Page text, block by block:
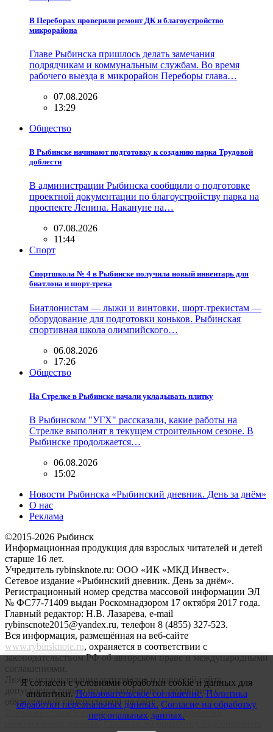
В Переборах проверили ремонт ДК и благоустройство
микрорайона
Главе Рыбинска пришлось делать замечания
подрядчикам и коммунальным службам. Во время
рабочего выезда в микрорайон Переборы глава…
07.08.2026
13:29
Общество
В Рыбинске начинают подготовку к созданию парка Трудовой
доблести
В администрации Рыбинска сообщили о подготовке
проектной документации по благоустройству парка на
проспекте Ленина. Накануне на…
07.08.2026
11:44
Спорт
Спортшкола № 4 в Рыбинске получила новый инвентарь для
биатлона и шорт-трека
Биатлонистам — лыжи и винтовки, шорт-трекистам —
оборудование для подготовки коньков. Рыбинская
спортивная школа олимпийского…
06.08.2026
17:26
Общество
На Стрелке в Рыбинске начали укладывать плитку
В Рыбинском "УГХ" рассказали, какие работы на
Стрелке выполнят в текущем строительном сезоне. В
Рыбинске продолжается…
06.08.2026
15:02
Новости Рыбинска «Рыбинский дневник. День за днём»
О нас
Реклама
©2015-2026 Рыбинск
Информационная продукция для взрослых читателей и детей
старше 16 лет.
Учредитель rybinsknote.ru: ООО «ИК «МКД Инвест».
Сетевое издание «Рыбинский дневник. День за днём».
Регистрационный номер средства массовой информации ЭЛ
№ ФС77-71409 выдан Роскомнадзором 17 октября 2017 года.
Главный редактор: Н.В. Лазарева, e-mail
rybinscnote2015@yandex.ru, телефон 8 (4855) 327-523.
Вся информация, размещённая на веб-сайте
www.rybinsknote.ru, охраняется в соответствии с
законодательством РФ об авторском праве и международными
соглашениями.
Любое использование материалов и новостей сайта
допускается только по согласованию с редакцией с
обязательной гиперссылкой на сайтrybinsknote.ru.
Пользовательское соглашение. Политика обработки
персональных данных. Согласие на обработку персональных
Я согласен с условиями обработки cookie и данных для
аналитики. Пользовательское соглашение. Политика
обработки персональных данных. Согласие на обработку
персональных данных.